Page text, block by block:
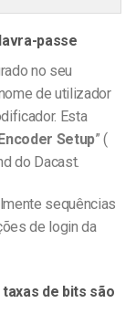
passe
no seu
de utilizador
Esta
Setup” (
do Dacast.
sequências
de login da
de bits são